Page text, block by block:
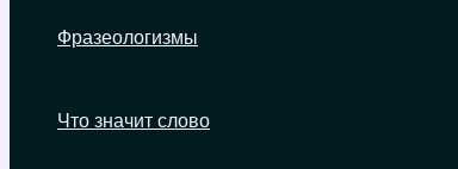
Фразеологизмы
Что значит слово